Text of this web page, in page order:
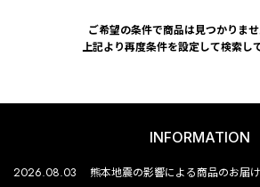
ご希望の条件で商品は見つかりませ
上記より再度条件を設定して検索し
INFORMATION
2026.08.03 熊本地震の影響による商品のお届